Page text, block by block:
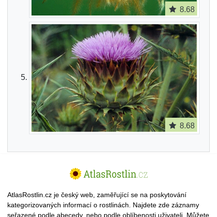
8.68
8.68
AtlasRostlin.cz je český web, zaměřující se na poskytování
kategorizovaných informací o rostlinách. Najdete zde záznamy
seřazené podle abecedy, nebo podle oblíbenosti uživateli. Můžete